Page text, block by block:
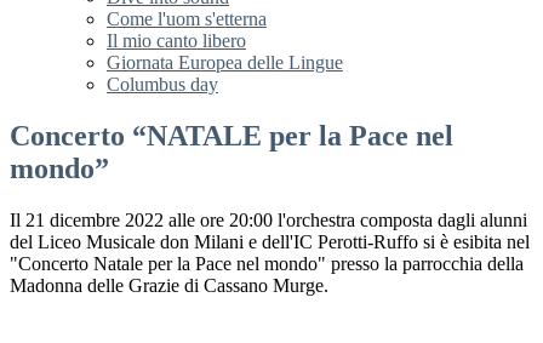
Come l'uom s'etterna
Il mio canto libero
Giornata Europea delle Lingue
Columbus day
Concerto “NATALE per la Pace nel
mondo”
Il 21 dicembre 2022 alle ore 20:00 l'orchestra composta dagli alunni
del Liceo Musicale don Milani e dell'IC Perotti-Ruffo si è esibita nel
"Concerto Natale per la Pace nel mondo" presso la parrocchia della
Madonna delle Grazie di Cassano Murge.